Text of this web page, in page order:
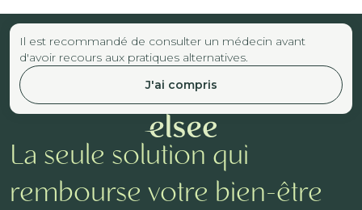
Il est recommandé de consulter un médecin avant
d'avoir recours aux pratiques alternatives.
J'ai compris
La seule solution qui
rembourse votre bien-être